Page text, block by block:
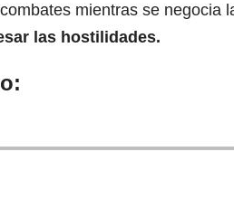
mientras se negocia
las hostilidades.